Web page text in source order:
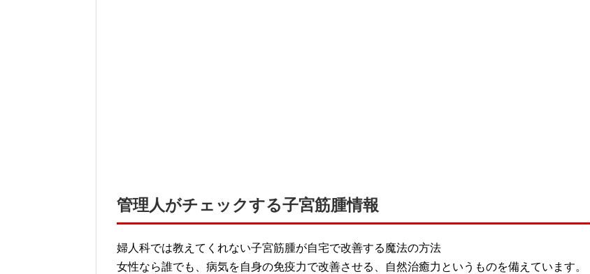
管理人がチェックする子宮筋腫情報
婦人科では教えてくれない子宮筋腫が自宅で改善する魔法の方法
女性なら誰でも、病気を自身の免疫力で改善させる、自然治癒力というものを備えています。